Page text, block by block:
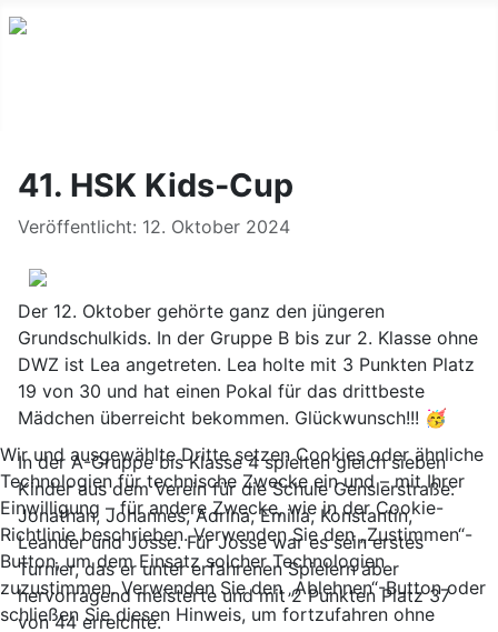
41. HSK Kids-Cup
Details
Veröffentlicht: 12. Oktober 2024
Der 12. Oktober gehörte ganz den jüngeren
Grundschulkids. In der Gruppe B bis zur 2. Klasse ohne
DWZ ist Lea angetreten. Lea holte mit 3 Punkten Platz
19 von 30 und hat einen Pokal für das drittbeste
Mädchen überreicht bekommen. Glückwunsch!!! 🥳
In der A-Gruppe bis Klasse 4 spielten gleich sieben
Kinder aus dem Verein für die Schule Genslerstraße:
Jonathan, Johannes, Adrina, Emilia, Konstantin,
Leander und Josse. Für Josse war es sein erstes
Turnier, das er unter erfahrenen Spielern aber
hervorragend meisterte und mit 2 Punkten Platz 37
von 44 erreichte.
Wir und ausgewählte Dritte setzen Cookies oder ähnliche
Technologien für technische Zwecke ein und – mit Ihrer
Einwilligung – für andere Zwecke, wie in der Cookie-
Richtlinie beschrieben. Verwenden Sie den „Zustimmen“-
Button, um dem Einsatz solcher Technologien
zuzustimmen. Verwenden Sie den „Ablehnen“-Button oder
schließen Sie diesen Hinweis, um fortzufahren ohne